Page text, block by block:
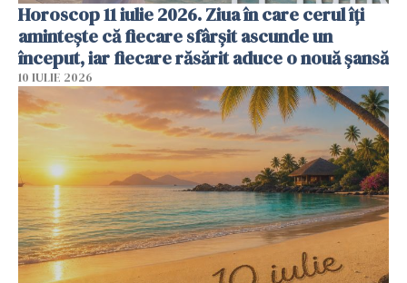
Horoscop 11 iulie 2026. Ziua în care cerul îți
amintește că fiecare sfârșit ascunde un
început, iar fiecare răsărit aduce o nouă șansă
10 IULIE 2026